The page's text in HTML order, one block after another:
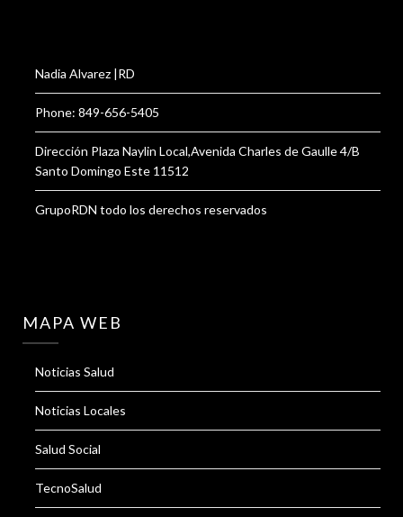
Nadia Alvarez |RD
Phone: 849-656-5405
Dirección Plaza Naylin Local,Avenida Charles de Gaulle 4/B
Santo Domingo Este 11512
GrupoRDN todo los derechos reservados
MAPA WEB
Noticias Salud
Noticias Locales
Salud Social
TecnoSalud